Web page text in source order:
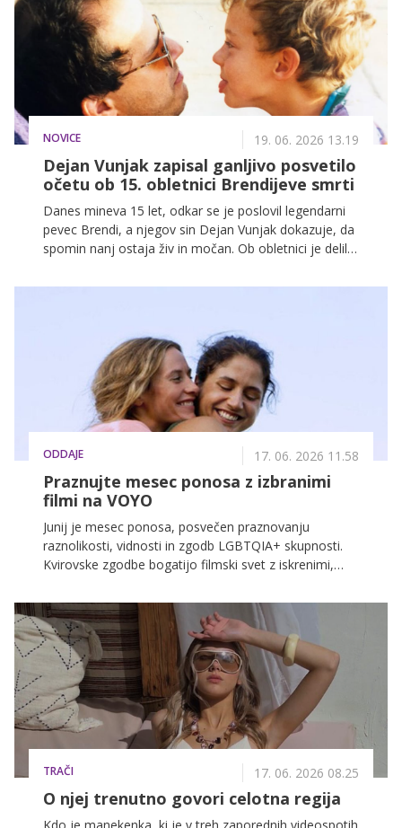
NOVICE 19. 06. 2026 13.19
Dejan Vunjak zapisal ganljivo posvetilo
očetu ob 15. obletnici Brendijeve smrti
Danes mineva 15 let, odkar se je poslovil legendarni
pevec Brendi, a njegov sin Dejan Vunjak dokazuje, da
spomin nanj ostaja živ in močan. Ob obletnici je delil
sledilce.
ODDAJE 17. 06. 2026 11.58
Praznujte mesec ponosa z izbranimi
filmi na VOYO
Junij je mesec ponosa, posvečen praznovanju
raznolikosti, vidnosti in zgodb LGBTQIA+ skupnosti.
Kvirovske zgodbe bogatijo filmski svet z iskrenimi,
premikajo meje in slavijo avtentičnost. Pred vami je
izbor naslovov, ki si jih ob mesecu ponosa vsekakor
velja ogledati.
TRAČI 17. 06. 2026 08.25
O njej trenutno govori celotna regija
Kdo je manekenka, ki je v treh zaporednih videospotih